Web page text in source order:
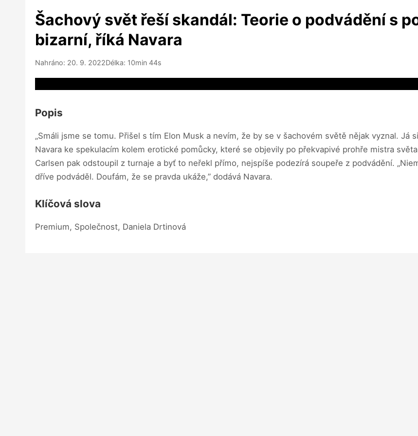
Šachový svět řeší skandál: Teorie o podvádění s
bizarní, říká Navara
Nahráno: 20. 9. 2022Délka: 10min 44s
Popis
„Smáli jsme se tomu. Přišel s tím Elon Musk a nevím, že by se v šachovém světě nějak vyznal. Já
Navara ke spekulacím kolem erotické pomůcky, které se objevily po překvapivé prohře mistra
Carlsen pak odstoupil z turnaje a byť to neřekl přímo, nejspíše podezírá soupeře z podvádění.
dříve podváděl. Doufám, že se pravda ukáže,” dodává Navara.
Klíčová slova
Premium, Společnost, Daniela Drtinová